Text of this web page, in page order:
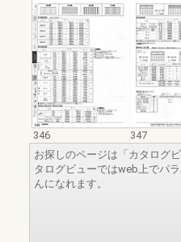
346
347
お探しのページは「カタログ
タログビューではweb上でパ
んになれます。